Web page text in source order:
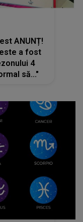
ANUNȚ!
a fost
4
să..."